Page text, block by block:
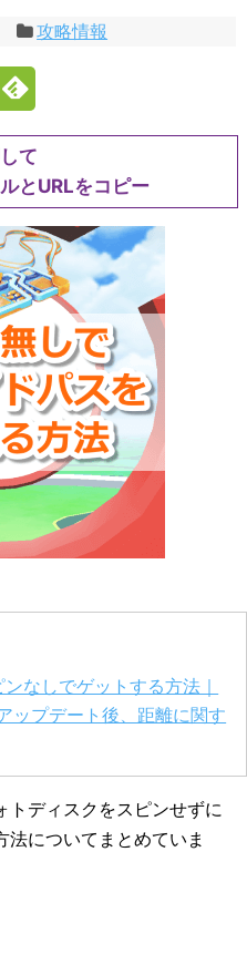
攻略情報
て
とURLをコピー
なしでゲットする方法｜
ップデート後、距離に関す
トディスクをスピンせずに
についてまとめていま